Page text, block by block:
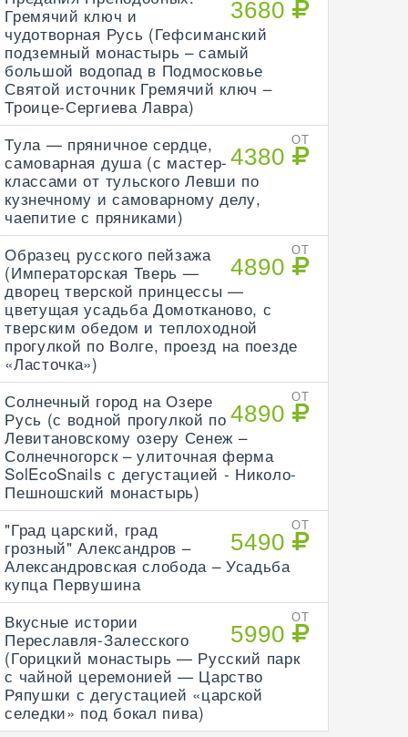
3680
Гремячий ключ и
чудотворная Русь (Гефсиманский
подземный монастырь – самый
большой водопад в Подмосковье
Святой источник Гремячий ключ –
Троице-Сергиева Лавра)
ОТ
4380
Тула — пряничное сердце,
самоварная душа (с мастер-
классами от тульского Левши по
кузнечному и самоварному делу,
чаепитие с пряниками)
ОТ
4890
Образец русского пейзажа
(Императорская Тверь —
дворец тверской принцессы —
цветущая усадьба Домотканово, с
тверским обедом и теплоходной
прогулкой по Волге, проезд на поезде
«Ласточка»)
ОТ
4890
Солнечный город на Озере
Русь (с водной прогулкой по
Левитановскому озеру Сенеж –
Солнечногорск – улиточная ферма
SolEcoSnails с дегустацией - Николо-
Пешношский монастырь)
ОТ
5490
"Град царский, град
грозный" Александров –
Александровская слобода – Усадьба
купца Первушина
ОТ
5990
Вкусные истории
Переславля-Залесского
(Горицкий монастырь — Русский парк
с чайной церемонией — Царство
Ряпушки с дегустацией «царской
селедки» под бокал пива)